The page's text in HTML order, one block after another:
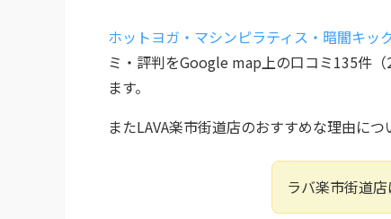
ホットヨガ・マシンピラティス・暗闇キッ
ミ・評判をGoogle map上の口コミ135件
ます。
またLAVA楽市街道店のおすすめな理由に
ラバ楽市街道店